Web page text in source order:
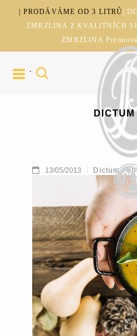
| PRODÁVÁME OD 3 LITRŮ
|
ZMRZLINA Z KVALITNÍCH
ZMRZLINA
13/05/2013 Dictum